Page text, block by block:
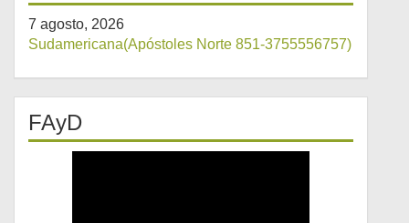
7 agosto, 2026
Sudamericana(Apóstoles Norte 851-3755556757)
FAyD